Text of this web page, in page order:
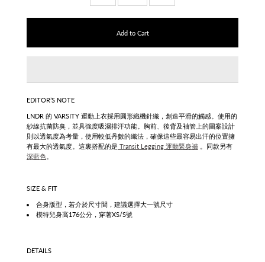
EDITOR’S NOTE
LNDR 的 VARSITY 運動上衣採用圓形織機針織，創造平滑的觸感。使用的
紗線抗菌防臭，並具強度吸濕排汗功能。胸前、後背及袖管上的圖案設計
則以透氣度為考量，使用較低丹數的織法，確保這些最容易出汗的位置擁
有最大的透氣度。 這裏搭配的是 Transit Legging 運動緊身褲。同款另有
深藍色 。
SIZE & FIT
合身版型，若介於尺寸間，建議選擇大一號尺寸
模特兒身高176公分，穿著XS/S號
DETAILS